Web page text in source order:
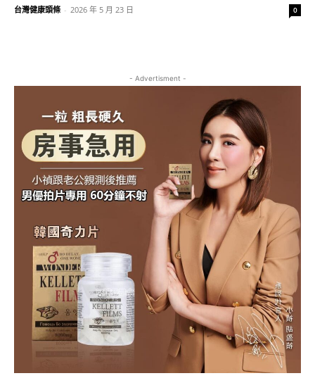
台灣健康頭條 - 2026 年 5 月 23 日 0
- Advertisment -